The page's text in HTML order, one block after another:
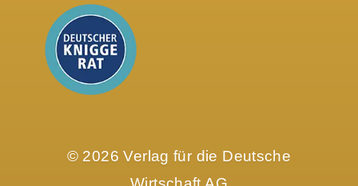
© 2026 Verlag für die Deutsche